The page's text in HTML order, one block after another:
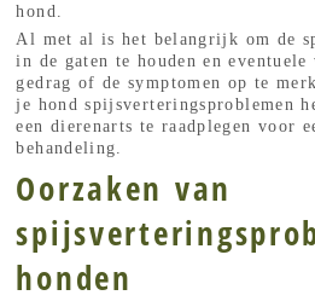
hond.
Al met al is het belangrijk om de
in de gaten te houden en
gedrag of de symptomen op te
je hond spijsverteringsproblemen
een dierenarts te raadplegen voor
behandeling.
Oorzaken van
honden